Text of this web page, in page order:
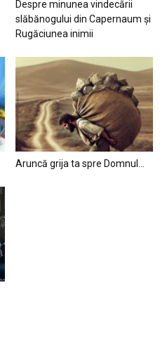
Despre minunea vindecării
slăbănogului din Capernaum și
Rugăciunea inimii
Aruncă grija ta spre Domnul…